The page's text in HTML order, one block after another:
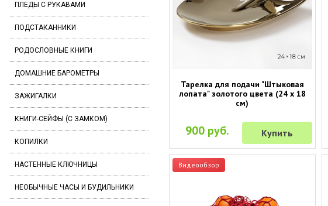
ПЛЕДЫ С РУКАВАМИ
ПОДСТАКАННИКИ
РОДОСЛОВНЫЕ КНИГИ
ДОМАШНИЕ БАРОМЕТРЫ
ЗАЖИГАЛКИ
КНИГИ-СЕЙФЫ (С ЗАМКОМ)
КОПИЛКИ
НАСТЕННЫЕ КЛЮЧНИЦЫ
НЕОБЫЧНЫЕ ЧАСЫ И БУДИЛЬНИКИ
Тарелка для подачи "Штыковая
лопата" золотого цвета (24 х 18
см)
900 руб. Купить
Видеообзор